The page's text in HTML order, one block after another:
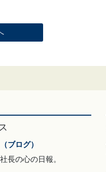
ブログ）
長の心の日報。